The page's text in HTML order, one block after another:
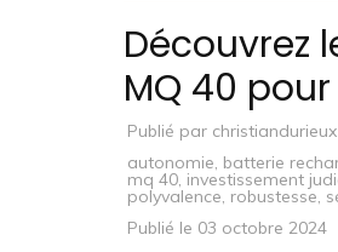
Découvrez
MQ 40
Publié par christiandurieux
autonomie, batterie
mq 40, investissement
polyvalence, robustesse,
Publié le 03 octobre 2024